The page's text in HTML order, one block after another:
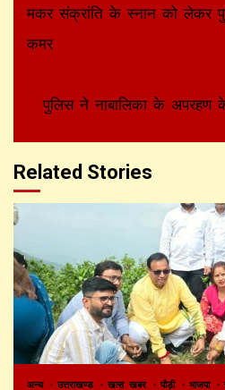
Reading
मकर संक्रांति के स्नान को लेकर
कमर
पुलिस ने नाबालिका के अपरहण
Related Stories
अन्य उत्तराखण्ड खास खबर पौड़ी भाजपा